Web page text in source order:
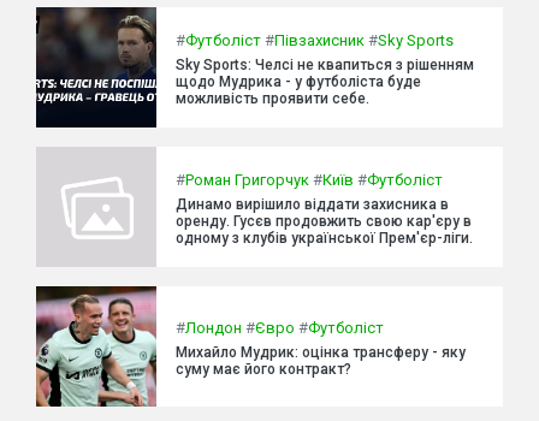
#Футболіст #Півзахисник #Sky Sports
Sky Sports: Челсі не квапиться з рішенням
щодо Мудрика - у футболіста буде
можливість проявити себе.
#Роман Григорчук #Київ #Футболіст
Динамо вирішило віддати захисника в
оренду. Гусєв продовжить свою кар'єру в
одному з клубів української Прем'єр-ліги.
#Лондон #Євро #Футболіст
Михайло Мудрик: оцінка трансферу - яку
суму має його контракт?